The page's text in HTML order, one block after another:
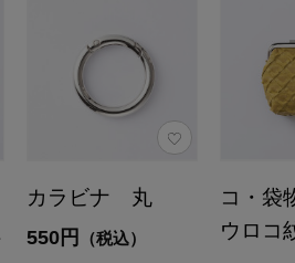
カラビナ 丸
550円 （税込）
コ・
ウロコ